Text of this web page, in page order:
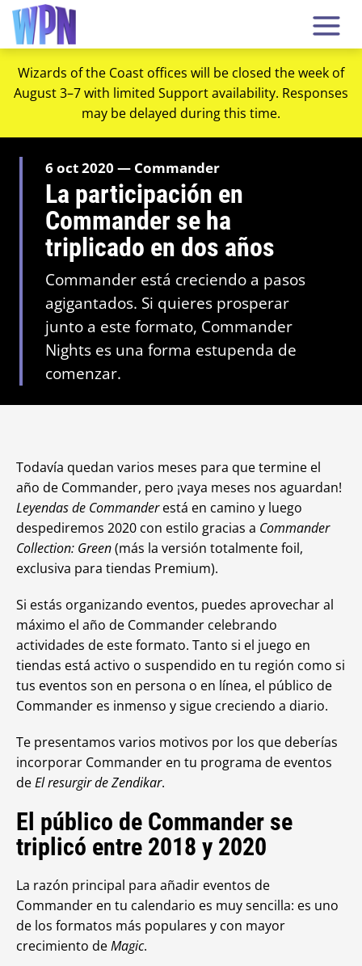
Wizards of the Coast offices will be closed the week of
August 3–7 with limited Support availability. Responses
may be delayed during this time.
6 oct 2020 — Commander
La participación en
Commander se ha
triplicado en dos años
Commander está creciendo a pasos
agigantados. Si quieres prosperar
junto a este formato, Commander
Nights es una forma estupenda de
comenzar.
Todavía quedan varios meses para que termine el
año de Commander, pero ¡vaya meses nos aguardan!
Leyendas de Commanderestá en camino y luego
despediremos 2020 con estilo gracias a Commander
Collection: Green(más la versión totalmente foil,
exclusiva para tiendas Premium).
Si estás organizando eventos, puedes aprovechar al
máximo el año de Commander celebrando
actividades de este formato. Tanto si el juego en
tiendas está activo o suspendido en tu región como si
tus eventos son en persona o en línea, el público de
Commander es inmenso y sigue creciendo a diario.
Te presentamos varios motivos por los que deberías
incorporar Commander en tu programa de eventos
deEl resurgir de Zendikar.
El público de Commander se
triplicó entre 2018 y 2020
La razón principal para añadir eventos de
Commander en tu calendario es muy sencilla: es uno
de los formatos más populares y con mayor
crecimiento deMagic.